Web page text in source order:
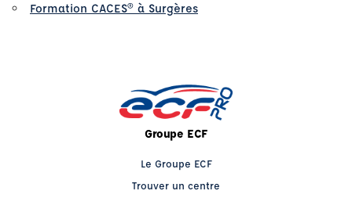
Formation CACES® à Surgères
Groupe ECF
Le Groupe ECF
Trouver un centre